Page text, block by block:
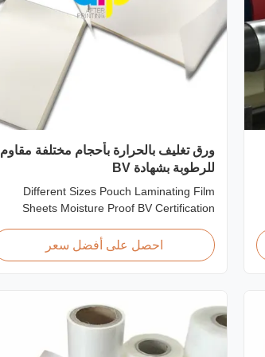
ورق تغليف بالحرارة بأحجام مختلفة مقاوم
للرطوبة بشهادة BV
Different Sizes Pouch Laminating Film
Sheets Moisture Proof BV Certification
Laminating Pouches, Laminator Sheets We
produce laminating pouches with various
All laminator sheets ...
احصل على أفضل سعر